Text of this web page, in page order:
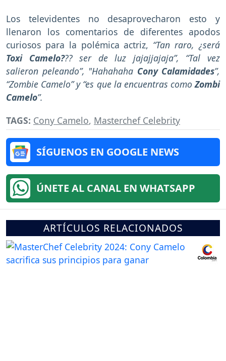
Los televidentes no desaprovecharon esto y
llenaron los comentarios de diferentes apodos
curiosos para la polémica actriz, “Tan raro, ¿será
Toxi Camelo??? ser de luz jajajjajaja”, “Tal vez
salieron peleando”, "Hahahaha Cony Calamidades”,
“Zombie Camelo” y “es que la encuentras comoZombi
Camelo”.
TAGS: Cony Camelo, Masterchef Celebrity
SÍGUENOS EN GOOGLE NEWS
ÚNETE AL CANAL EN WHATSAPP
ARTÍCULOS RELACIONADOS